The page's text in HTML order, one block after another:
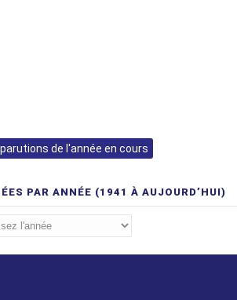
de l'année en cours
PAR ANNÉE (1941 À AUJOURD’HUI)